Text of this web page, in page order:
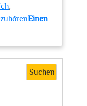
,
zuhörenEinen
Suchen